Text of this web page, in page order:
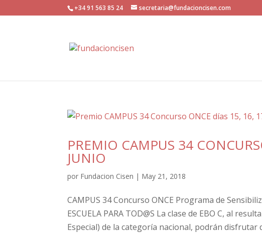
+34 91 563 85 24 secretaria@fundacioncisen.com
PREMIO CAMPUS 34
JUNIO
por Fundacion Cisen | May 21, 2018
CAMPUS 34 Concurso ONCE Programa de
ESCUELA PARA TOD@S La clase de EBO C, al
Especial) de la categoría nacional, podrán disfrutar